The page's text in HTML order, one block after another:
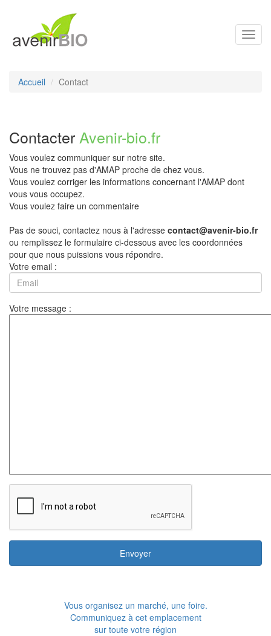
Accueil Contact
Contacter Avenir-bio.fr
Vous voulez communiquer sur notre site.
Vous ne trouvez pas d'AMAP proche de chez vous.
Vous voulez corriger les informations concernant l'AMAP dont
vous vous occupez.
Vous voulez faire un commentaire
Pas de souci, contactez nous à l'adresse contact@avenir-bio.fr
ou remplissez le formulaire ci-dessous avec les coordonnées
pour que nous puissions vous répondre.
Votre email :
Votre message :
Envoyer
Vous organisez un marché, une foire.
Communiquez à cet emplacement
sur toute votre région